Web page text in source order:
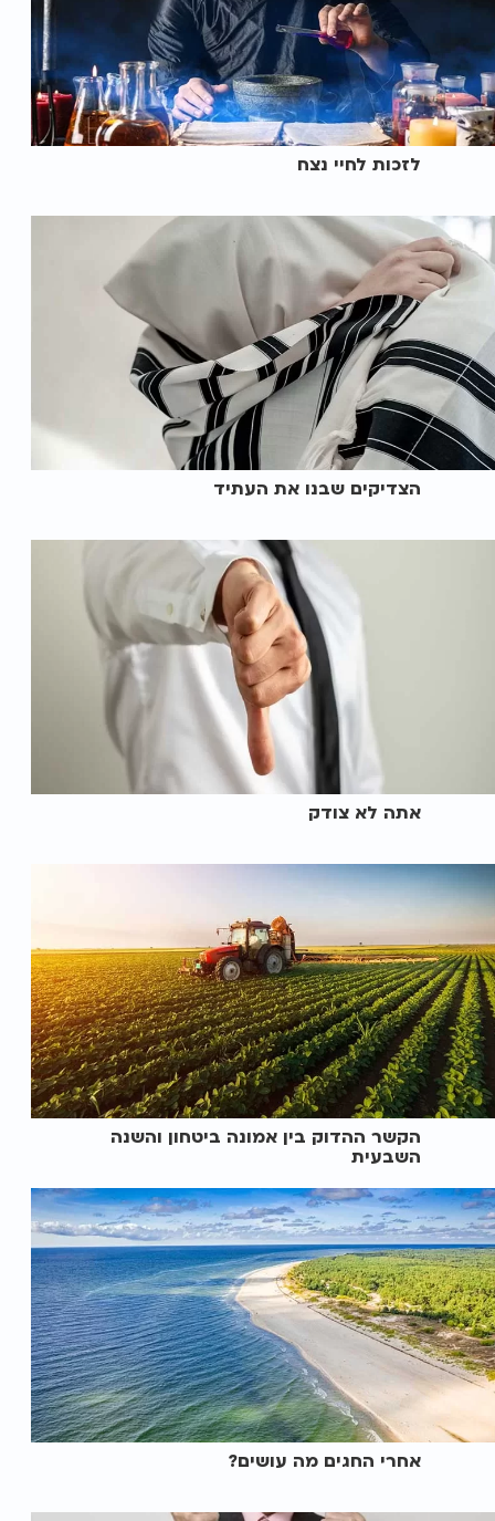
לזכות לחיי נצח
הצדיקים שבנו את העתיד
אתה לא צודק
הקשר ההדוק בין אמונה ביטחון והשנה
השבעית
אחרי החגים מה עושים?